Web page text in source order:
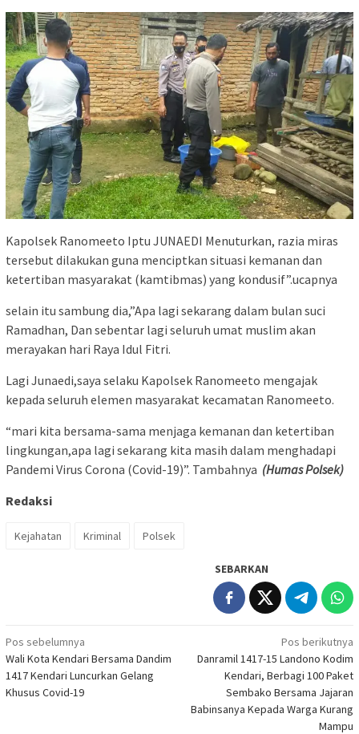
Kapolsek Ranomeeto Iptu JUNAEDI Menuturkan, razia miras
tersebut dilakukan guna menciptkan situasi kemanan dan
ketertiban masyarakat (kamtibmas) yang kondusif”.ucapnya
selain itu sambung dia,”Apa lagi sekarang dalam bulan suci
Ramadhan, Dan sebentar lagi seluruh umat muslim akan
merayakan hari Raya Idul Fitri.
Lagi Junaedi,saya selaku Kapolsek Ranomeeto mengajak
kepada seluruh elemen masyarakat kecamatan Ranomeeto.
“mari kita bersama-sama menjaga kemanan dan ketertiban
lingkungan,apa lagi sekarang kita masih dalam menghadapi
Pandemi Virus Corona (Covid-19)”. Tambahnya (Humas Polsek)
Redaksi
Kejahatan Kriminal Polsek
SEBARKAN
Navigasi
pos
Pos sebelumnya
Wali Kota Kendari Bersama Dandim
1417 Kendari Luncurkan Gelang
Khusus Covid-19
Pos berikutnya
Danramil 1417-15 Landono Kodim
Kendari, Berbagi 100 Paket
Sembako Bersama Jajaran
Babinsanya Kepada Warga Kurang
Mampu